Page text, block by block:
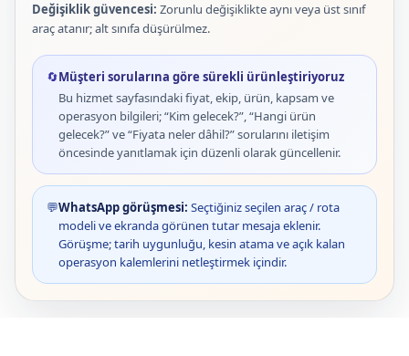
Değişiklik güvencesi: Zorunlu değişiklikte aynı veya üst sınıf
araç atanır; alt sınıfa düşürülmez.
🔄Müşteri sorularına göre sürekli ürünleştiriyoruz
Bu hizmet sayfasındaki fiyat, ekip, ürün, kapsam ve
operasyon bilgileri; “Kim gelecek?”, “Hangi ürün
gelecek?” ve “Fiyata neler dâhil?” sorularını iletişim
öncesinde yanıtlamak için düzenli olarak güncellenir.
💬WhatsApp görüşmesi: Seçtiğiniz seçilen araç / rota
modeli ve ekranda görünen tutar mesaja eklenir.
Görüşme; tarih uygunluğu, kesin atama ve açık kalan
operasyon kalemlerini netleştirmek içindir.